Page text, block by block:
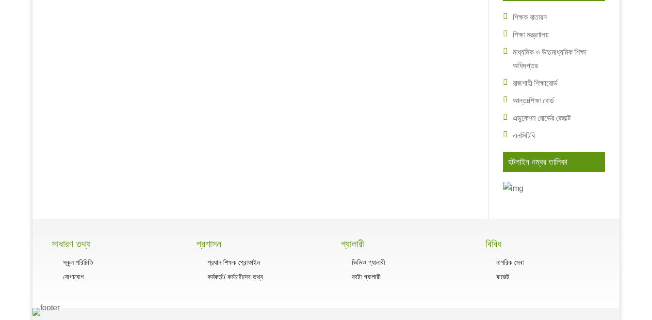
শিক্ষক বাতায়ন
শিক্ষা মন্ত্রণালয়
মাধ্যমিক ও উচ্চমাধ্যমিক শিক্ষা
অধিদপ্তর
রাজশাহী শিক্ষাবোর্ড
আন্তঃশিক্ষা বোর্ড
এডুকেশন বোর্ডের রেজাল্ট
এনসিটিবি
হটলাইন নম্বর তালিকা
সাধারণ তথ্য
স্কুল পরিচিতি
যোগাযোগ
প্রশাসন
প্রধান শিক্ষক প্রোফাইল
কর্মকর্তা/ কর্মচারীদের তথ্য
গ্যালারী
ভিডিও গ্যালারী
ফটো গ্যালারী
বিবিধ
নাগরিক সেবা
বাজেট